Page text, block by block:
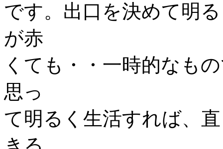
です。出口を決めて明
が赤
くても・・一時的なも
思っ
て明るく生活すれば、